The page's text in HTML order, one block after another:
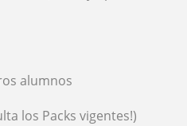
alumnos
los Packs vigentes!)